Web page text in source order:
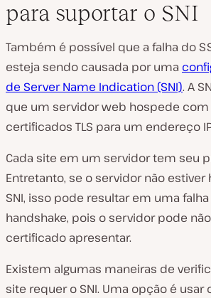
para suportar o SNI
Também é possível que a falha do
esteja sendo causada por uma
de Server Name Indication (SNI). A
que um servidor web hospede com
certificados TLS para um endereço
Cada site em um servidor tem seu
Entretanto, se o servidor não estiver
SNI, isso pode resultar em uma falha
handshake, pois o servidor pode
certificado apresentar.
Existem algumas maneiras de
site requer o SNI. Uma opção é usar o